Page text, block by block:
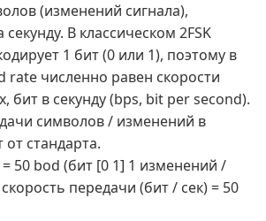
(изменений сигнала),
В классическом 2FSK
1 бит (0 или 1), поэтому в
rate численно равен скорости
бит в секунду (bps, bit per second).
символов / изменений в
от стандарта.
= 50 bod (бит [0 1] 1 изменений /
передачи (бит / сек) = 50